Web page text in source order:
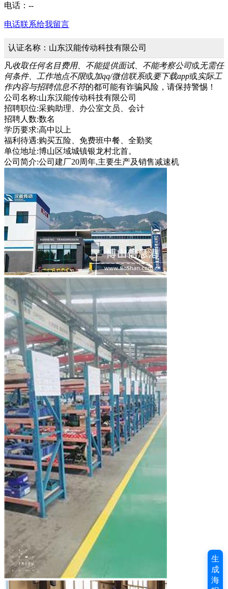
电话： --
电话联系给我留言
认证名称：山东汉能传动科技有限公司
凡收取任何名目费用、不能提供面试、不能考察公司或无需任
何条件、工作地点不限或加qq/微信联系或要下载app或实际工
作内容与招聘信息不符的都可能有诈骗风险，请保持警惕！
公司名称:山东汉能传动科技有限公司
招聘职位:采购助理、办公室文员、会计
招聘人数:数名
学历要求:高中以上
福利待遇:购买五险、免费班中餐、全勤奖
单位地址:博山区域城镇银龙村北首。
公司简介:公司建厂20周年,主要生产及销售减速机
生
成
海